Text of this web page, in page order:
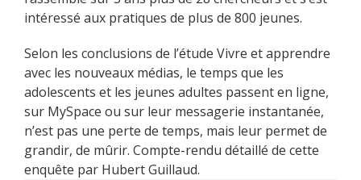
intéressé aux pratiques de plus de 800 jeunes.
Selon les conclusions de l’étude Vivre et apprendre
avec les nouveaux médias, le temps que les
adolescents et les jeunes adultes passent en ligne,
sur MySpace ou sur leur messagerie instantanée,
n’est pas une perte de temps, mais leur permet de
grandir, de mûrir. Compte-rendu détaillé de cette
enquête par Hubert Guillaud.